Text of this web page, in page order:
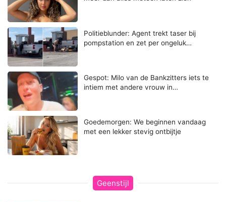
Politieblunder: Agent trekt taser bij
pompstation en zet per ongeluk…
Gespot: Milo van de Bankzitters iets te
intiem met andere vrouw in…
Goedemorgen: We beginnen vandaag
met een lekker stevig ontbijtje
Geenstijl